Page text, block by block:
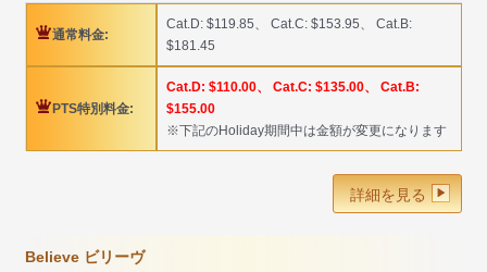
通常料金:
Cat.D: $119.85、 Cat.C: $153.95、 Cat.B:
$181.45
PTS特別料金:
Cat.D: $110.00、 Cat.C: $135.00、 Cat.B:
$155.00
※下記のHoliday期間中は金額が変更になります
詳細を見る
Believe ビリーヴ